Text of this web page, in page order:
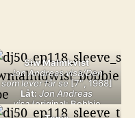
Siw Malmkvist
Jon Andreas visa/Den
som lever får se[7″, 1968]
Låt:Jon Andreas
visa(original: Bobbie
Gentry –Ode to Billie Joe)